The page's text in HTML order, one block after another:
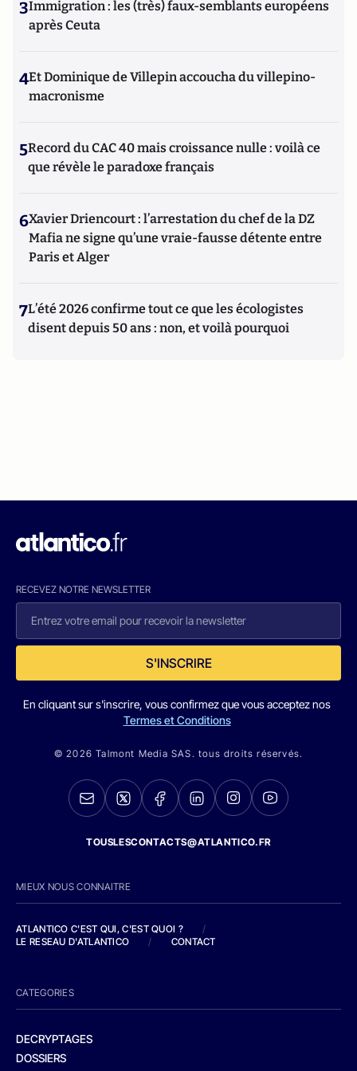
3Immigration : les (très) faux-semblants européens
après Ceuta
4Et Dominique de Villepin accoucha du villepino-
macronisme
5Record du CAC 40 mais croissance nulle : voilà ce
que révèle le paradoxe français
6Xavier Driencourt : l’arrestation du chef de la DZ
Mafia ne signe qu’une vraie-fausse détente entre
Paris et Alger
7L’été 2026 confirme tout ce que les écologistes
disent depuis 50 ans : non, et voilà pourquoi
RECEVEZ NOTRE NEWSLETTER
S'INSCRIRE
En cliquant sur s'inscrire, vous confirmez que vous acceptez nos
Termes et Conditions
© 2026 Talmont Media SAS. tous droits réservés.
TOUSLESCONTACTS@ATLANTICO.FR
MIEUX NOUS CONNAITRE
ATLANTICO C'EST QUI, C'EST QUOI ?
/
LE RESEAU D'ATLANTICO
/ CONTACT
CATEGORIES
DECRYPTAGES
DOSSIERS